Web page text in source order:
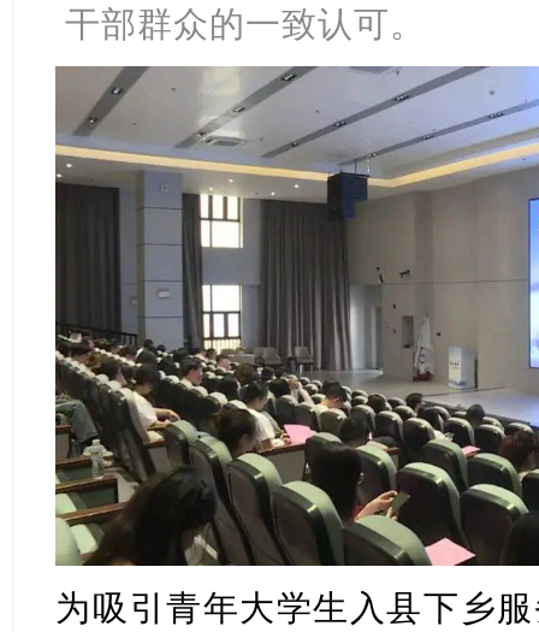
干部群众的一致认可。
为吸引青年大学生入县下乡